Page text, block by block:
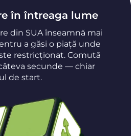
în întreaga lume
din SUA înseamnă mai
a găsi o piață unde
restricționat. Comută
secunde — chiar
de start.